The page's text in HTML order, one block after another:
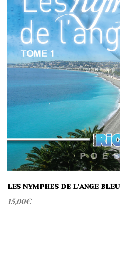
LES NYMPHES DE L’ANGE BLEU
15,00€